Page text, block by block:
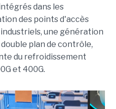
dans les
des points d'accès
une génération
plan de contrôle,
du refroidissement
et 400G.